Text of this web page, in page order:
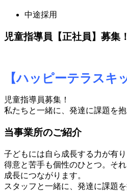
中途採用
児童指導員【正社員】募集
【ハッピーテラスキ
児童指導員募集！
私たちと一緒に、発達に課題を
当事業所のご紹介
子どもには自ら成長する力が有り
得意と苦手も個性のひとつ。そ
成長につながります。
スタッフと一緒に、発達に課題